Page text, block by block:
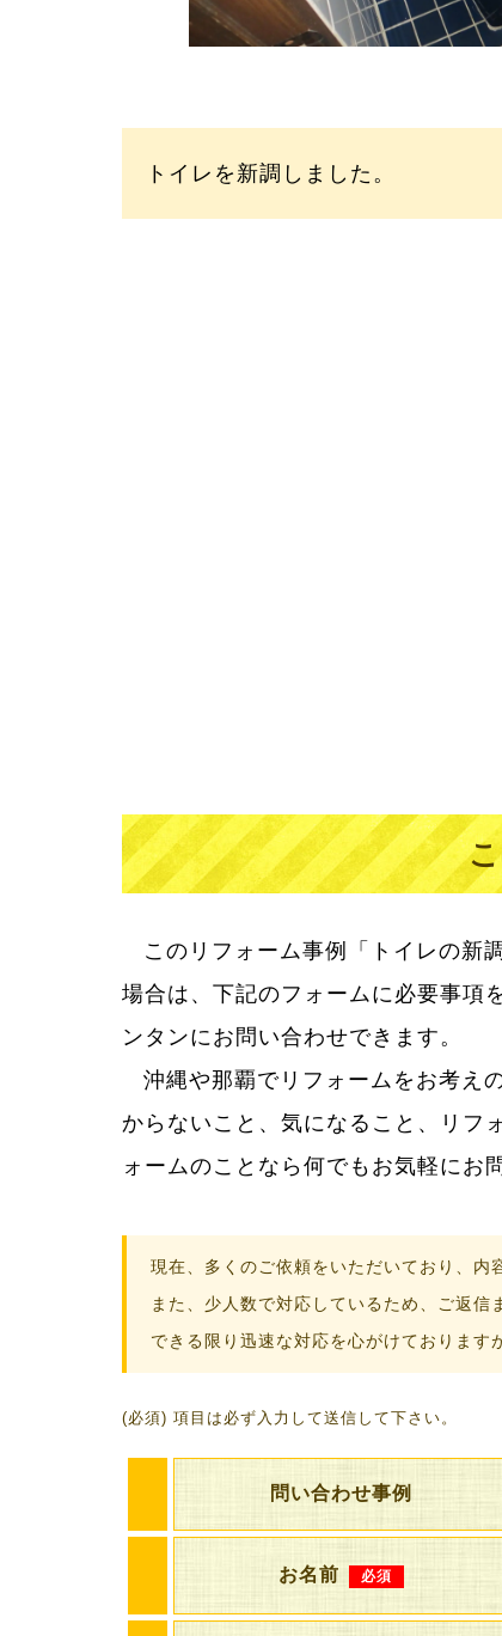
トイレを新調しました。
このリフォーム事例「トイレの新
場合は、下記のフォームに必要事項
ンタンにお問い合わせできます。
沖縄や那覇でリフォームをお考え
からないこと、気になること、リフ
ォームのことなら何でもお気軽にお
リフォームって大きなお買い物。
からない疑問に丁寧に答え、満足し
現在、多くのご依頼をいただいており、内
また、少人数で対応しているため、ご返信
できる限り迅速な対応を心がけております
(必須) 項目は必ず入力して送信して下さい。
問い合わせ事例
お名前 必須